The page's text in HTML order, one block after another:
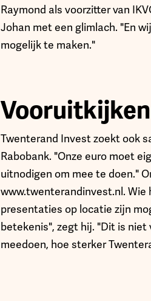
Raymond als voorzitter van
Johan met een glimlach. "En
mogelijk te maken."
Vooruitkijken
Twenterand Invest zoekt ook
Rabobank. "Onze euro moet
uitnodigen om mee te doen."
www.twenterandinvest.nl. Wie
presentaties op locatie zijn
betekenis", zegt hij. "Dit is niet
meedoen, hoe sterker